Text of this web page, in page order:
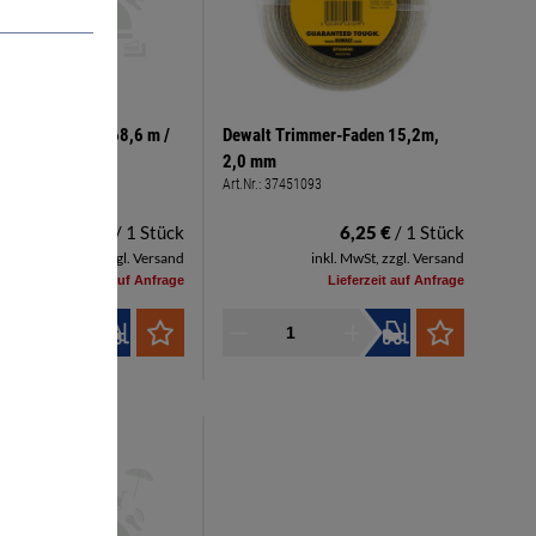
Faden 68,6 m /
/ 1 Stück
inkl. MwSt, zzgl. Versand
Lieferzeit auf Anfrage
Dewalt Trimmer-Faden 15,2m,
2,0 mm
Art.Nr.: 37451093
6,25 € / 1 Stück
inkl. MwSt, zzgl. Versand
Lieferzeit auf Anfrage